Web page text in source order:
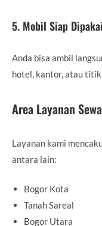
5. Mobil Siap Dipakai
Anda bisa ambil
hotel, kantor, atau
Area Layanan
Layanan kami
antara lain:
Bogor Kota
Tanah Sareal
Bogor Utara